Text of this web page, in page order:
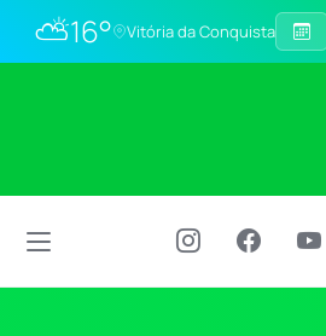
⛅16° Vitória da Conquista